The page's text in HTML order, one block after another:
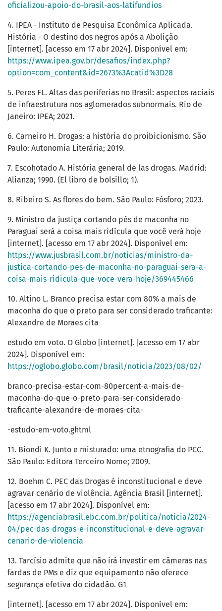
oficializou-apoio-do-brasil-aos-latifundios
4. IPEA - Instituto de Pesquisa Econômica Aplicada.
História - O destino dos negros após a Abolição
[internet]. [acesso em 17 abr 2024]. Disponível em:
https://www.ipea.gov.br/desafios/index.php?
option=com_content&id=2673%3Acatid%3D28
5. Peres FL. Altas das periferias no Brasil: aspectos raciais
de infraestrutura nos aglomerados subnormais. Rio de
Janeiro: IPEA; 2021.
6. Carneiro H. Drogas: a história do proibicionismo. São
Paulo: Autonomia Literária; 2019.
7. Escohotado A. História general de las drogas. Madrid:
Alianza; 1990. (El libro de bolsillo; 1).
8. Ribeiro S. As flores do bem. São Paulo: Fósforo; 2023.
9. Ministro da justiça cortando pés de maconha no
Paraguai será a coisa mais ridícula que você verá hoje
[internet]. [acesso em 17 abr 2024]. Disponível em:
https://www.jusbrasil.com.br/noticias/ministro-da-
justica-cortando-pes-de-maconha-no-paraguai-sera-a-
coisa-mais-ridicula-que-voce-vera-hoje/369445466
10. Altino L. Branco precisa estar com 80% a mais de
maconha do que o preto para ser considerado traficante:
Alexandre de Moraes cita
estudo em voto. O Globo [internet]. [acesso em 17 abr
2024]. Disponível em:
https://oglobo.globo.com/brasil/noticia/2023/08/02/
branco-precisa-estar-com-80percent-a-mais-de-
maconha-do-que-o-preto-para-ser-considerado-
traficante-alexandre-de-moraes-cita-
-estudo-em-voto.ghtml
11. Biondi K. Junto e misturado: uma etnografia do PCC.
São Paulo: Editora Terceiro Nome; 2009.
12. Boehm C. PEC das Drogas é inconstitucional e deve
agravar cenário de violência. Agência Brasil [internet].
[acesso em 17 abr 2024]. Disponível em:
https://agenciabrasil.ebc.com.br/politica/noticia/2024-
04/pec-das-drogas-e-inconstitucional-e-deve-agravar-
cenario-de-violencia
13. Tarcísio admite que não irá investir em câmeras nas
fardas de PMs e diz que equipamento não oferece
segurança efetiva do cidadão. G1
[internet]. [acesso em 17 abr 2024]. Disponível em: